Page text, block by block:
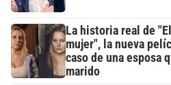
La historia real de
mujer", la nueva
caso de una esposa
marido